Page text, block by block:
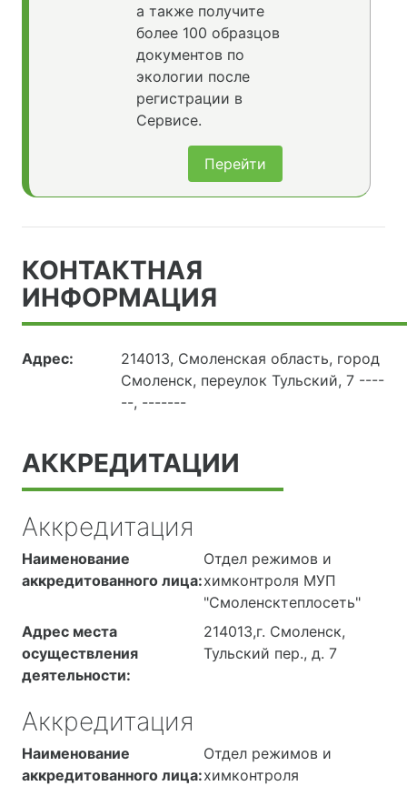
а также получите
более 100 образцов
документов по
экологии после
регистрации в
Сервисе.
Перейти
КОНТАКТНАЯ
ИНФОРМАЦИЯ
Адрес:
214013, Смоленская область, город
Смоленск, переулок Тульский, 7 ----
--, -------
АККРЕДИТАЦИИ
Аккредитация
Наименование
аккредитованного лица:
Отдел режимов и
химконтроля МУП
"Смоленсктеплосеть"
Адрес места
осуществления
деятельности:
214013,г. Смоленск,
Тульский пер., д. 7
Аккредитация
Наименование
аккредитованного лица:
Отдел режимов и
химконтроля